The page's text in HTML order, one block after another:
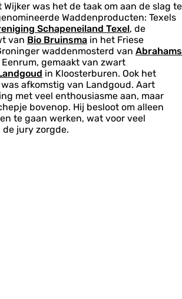
was het de taak om aan de slag te
Waddenproducten: Texels
Schapeneiland Texel, de
van Bio Bruinsma in het Friese
waddenmosterd van Abrahams
Eenrum, gemaakt van zwart
in Kloosterburen. Ook het
afkomstig van Landgoud. Aart
met veel enthousiasme aan, maar
bovenop. Hij besloot om alleen
te gaan werken, wat voor veel
jury zorgde.